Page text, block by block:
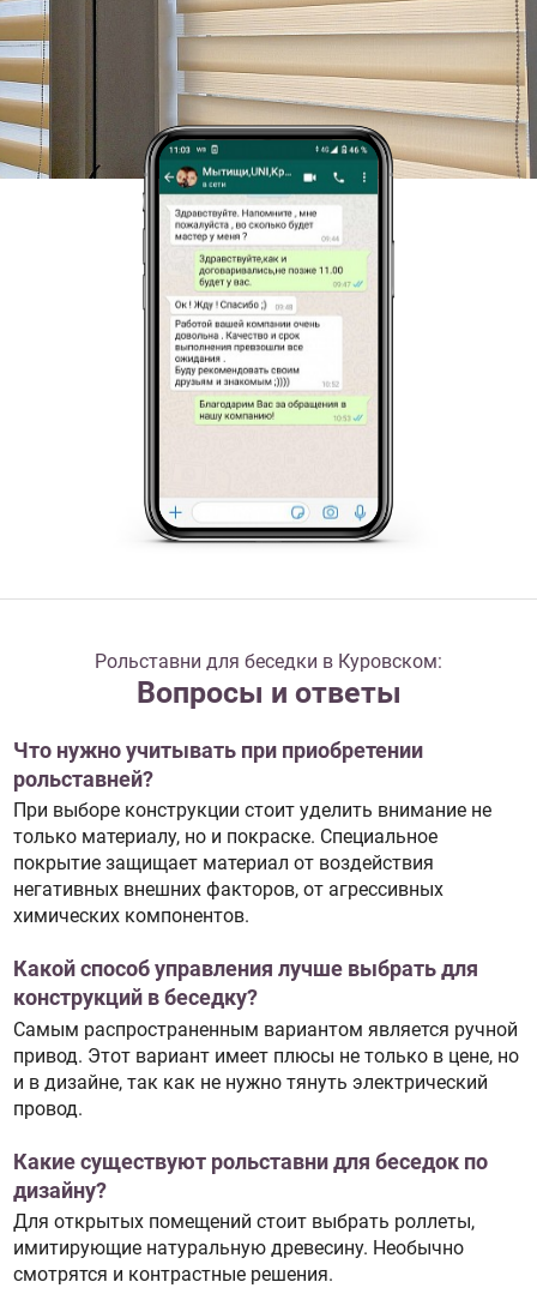
Рольставни для беседки в Куровском:
Вопросы и ответы
Что нужно учитывать при приобретении
рольставней?
При выборе конструкции стоит уделить внимание не
только материалу, но и покраске. Специальное
покрытие защищает материал от воздействия
негативных внешних факторов, от агрессивных
химических компонентов.
Какой способ управления лучше выбрать для
конструкций в беседку?
Самым распространенным вариантом является ручной
привод. Этот вариант имеет плюсы не только в цене, но
и в дизайне, так как не нужно тянуть электрический
провод.
Какие существуют рольставни для беседок по
дизайну?
Для открытых помещений стоит выбрать роллеты,
имитирующие натуральную древесину. Необычно
смотрятся и контрастные решения.